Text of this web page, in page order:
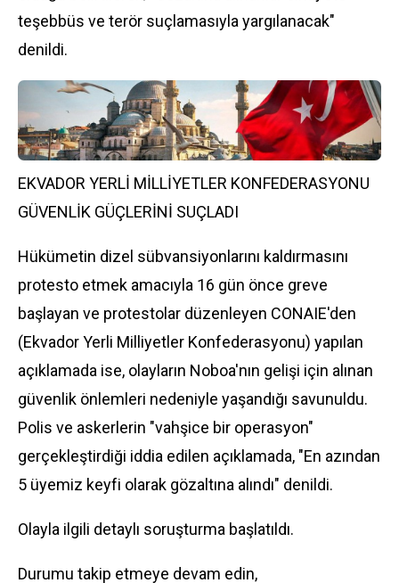
teşebbüs ve terör suçlamasıyla yargılanacak"
denildi.
EKVADOR YERLİ MİLLİYETLER KONFEDERASYONU
GÜVENLİK GÜÇLERİNİ SUÇLADI
Hükümetin dizel sübvansiyonlarını kaldırmasını
protesto etmek amacıyla 16 gün önce greve
başlayan ve protestolar düzenleyen CONAIE'den
(Ekvador Yerli Milliyetler Konfederasyonu) yapılan
açıklamada ise, olayların Noboa'nın gelişi için alınan
güvenlik önlemleri nedeniyle yaşandığı savunuldu.
Polis ve askerlerin "vahşice bir operasyon"
gerçekleştirdiği iddia edilen açıklamada, "En azından
5 üyemiz keyfi olarak gözaltına alındı" denildi.
Olayla ilgili detaylı soruşturma başlatıldı.
Durumu takip etmeye devam edin,